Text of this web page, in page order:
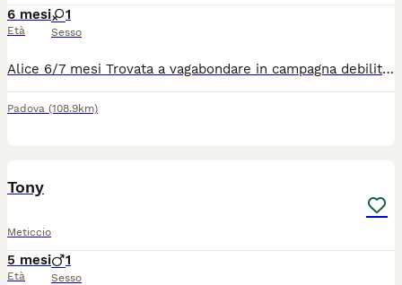
6 mesi
Età
1
Sesso
Alice 6/7 mesi Trovata a vagabondare in campagna debilitata e con febbre alta. Adesso sta bene e presto potrà andare a casa. Socievole, dolcissima molto affettuosa. Va d’accordo con cani e gatti. Per lei si cerca famiglia con pazienza ed esperienza
Padova (108.9km)
Tony
Meticcio
5 mesi
Età
1
Sesso